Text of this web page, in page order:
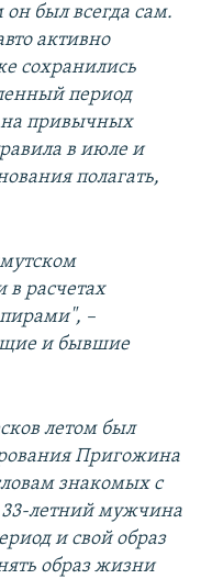
был всегда сам.
активно
сохранились
период
на привычных
в июле и
полагать,
в расчетах
–
и бывшие
летом был
Пригожина
знакомых с
33-летний мужчина
и свой образ
образ жизни